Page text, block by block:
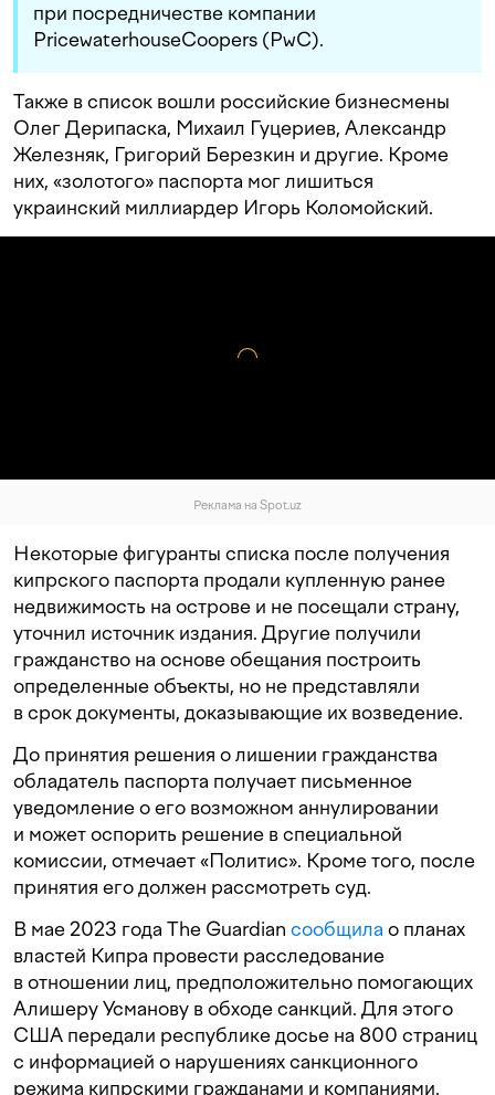
при посредничестве компании
PricewaterhouseCoopers (PwC).
Также в список вошли российские бизнесмены
Олег Дерипаска, Михаил Гуцериев, Александр
Железняк, Григорий Березкин и другие. Кроме
них, «золотого» паспорта мог лишиться
украинский миллиардер Игорь Коломойский.
Реклама на Spot.uz
Некоторые фигуранты списка после получения
кипрского паспорта продали купленную ранее
недвижимость на острове и не посещали страну,
уточнил источник издания. Другие получили
гражданство на основе обещания построить
определенные объекты, но не представляли
в срок документы, доказывающие их возведение.
До принятия решения о лишении гражданства
обладатель паспорта получает письменное
уведомление о его возможном аннулировании
и может оспорить решение в специальной
комиссии, отмечает «Политис». Кроме того, после
принятия его должен рассмотреть суд.
В мае 2023 года The Guardian сообщила о планах
властей Кипра провести расследование
в отношении лиц, предположительно помогающих
Алишеру Усманову в обходе санкций. Для этого
США передали республике досье на 800 страниц
с информацией о нарушениях санкционного
режима кипрскими гражданами и компаниями.